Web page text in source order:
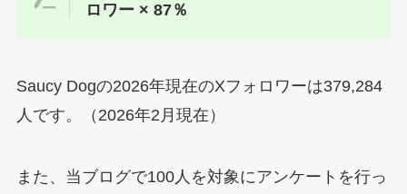
ロワー × 87％
Saucy Dogの2026年現在のXフォロワーは379,284
人です。（2026年2月現在）
また、当ブログで100人を対象にアンケートを行っ